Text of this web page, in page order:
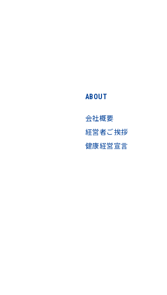
ABOUT
会社概要
経営者ご挨拶
健康経営宣言